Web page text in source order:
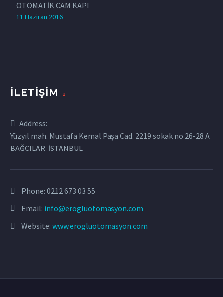
OTOMATİK CAM KAPI
11 Haziran 2016
İLETIŞIM
Address:
Yüzyıl mah. Mustafa Kemal Paşa Cad. 2219 sokak no 26-28 A
BAĞCILAR-İSTANBUL
Phone: 0212 673 03 55
Email: info@erogluotomasyon.com
Website: www.erogluotomasyon.com